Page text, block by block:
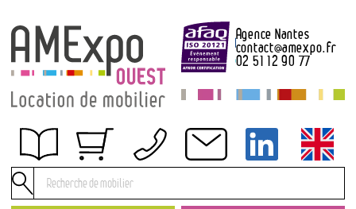
Agence Nantes
contact@amexpo.fr
02 51 12 90 77
Obtenir un devis
Conditions générales de location
Conditions de règlement